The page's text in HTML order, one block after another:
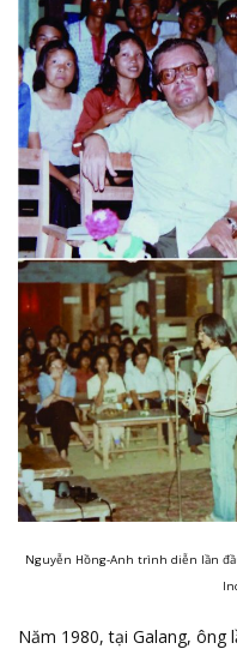
Nguyễn Hồng-Anh trình diễn lần
Năm 1980, tại Galang, ông